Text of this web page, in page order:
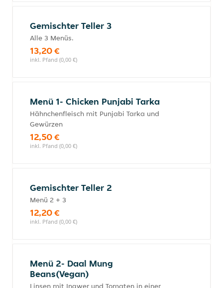
Gemischter Teller 3
Alle 3 Menüs.
13,20 €
inkl. Pfand (0,00 €)
Menü 1- Chicken Punjabi Tarka
Hähnchenfleisch mit Punjabi Tarka und
Gewürzen
12,50 €
inkl. Pfand (0,00 €)
Gemischter Teller 2
Menü 2 + 3
12,20 €
inkl. Pfand (0,00 €)
Menü 2- Daal Mung
Beans(Vegan)
Linsen mit Ingwer und Tomaten in einer